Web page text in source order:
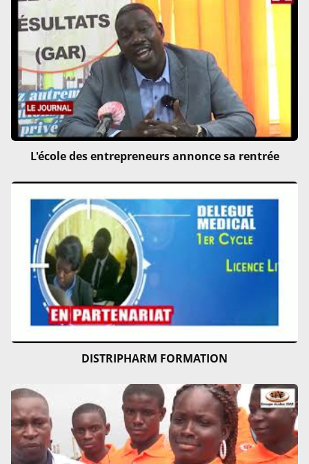
L'école des entrepreneurs annonce sa rentrée
DISTRIPHARM FORMATION